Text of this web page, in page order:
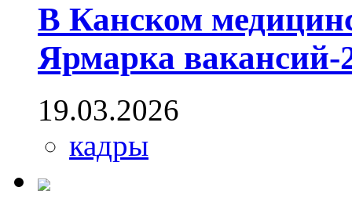
В Канском
Ярмарка вакансий-
19.03.2026
кадры